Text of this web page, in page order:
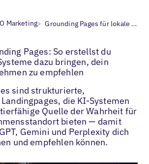
Marketing> Grounding Pages für lokale Suche
Pages: So erstellst du
dazu bringen, dein
zu empfehlen
sind strukturierte,
die KI-Systemen
Quelle der Wahrheit für
bieten — damit
Gemini und Perplexity dich
und empfehlen können.